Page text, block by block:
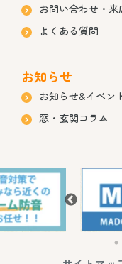
お問い合わせ・来
よくある質問
お知らせ
お知らせ&イベン
窓・玄関コラム